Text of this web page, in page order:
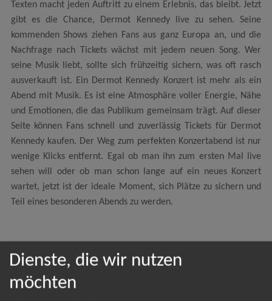
Texten macht jeden Auftritt zu einem Erlebnis, das bleibt. Jetzt
gibt es die Chance, Dermot Kennedy live zu sehen. Seine
kommenden Shows ziehen Fans aus ganz Europa an, und die
Nachfrage nach Tickets wächst mit jedem neuen Song. Wer
seine Musik liebt, sollte sich frühzeitig sichern, was oft rasch
ausverkauft ist. Ein Dermot Kennedy Konzert ist mehr als ein
Abend mit Musik. Es ist eine Atmosphäre voller Energie, Nähe
und Emotionen, die das Publikum gemeinsam trägt. Auf dieser
Seite können Fans schnell und zuverlässig Tickets für Dermot
Kennedy kaufen. Der Weg zum perfekten Konzertabend ist nur
wenige Klicks entfernt. Egal ob man ihn zum ersten Mal live
sehen will oder ob man schon lange auf ein neues Konzert
wartet, jetzt ist der ideale Moment, sich Plätze zu sichern und
Teil eines besonderen Abends zu werden.
NEWSLETTER
Dienste, die wir nutzen
möchten